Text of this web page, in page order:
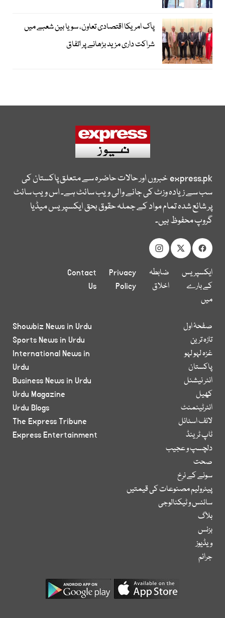
پاک امریکا اقتصادی تعاون، سویا بین شعبے میں
شراکت داری مزید بڑھانے پر اتفاق
express.pkخبروں اور حالات حاضرہ سے متعلق پاکستان کی
سب سے زیادہ وزٹ کی جانے والی ویب سائٹ ہے۔ اس ویب سائٹ
پر شائع شدہ تمام مواد کے جملہ حقوق بحق ایکسپریس میڈیا
گروپ محفوظ ہیں۔
ایکسپریس
کے بارے
میں
ضابطہ
اخلاق
Privacy
Policy
Contact
Us
صفحۂ اول
تازہ ترین
غزہ لہو لہو
پاکستان
انٹر نیشنل
کھیل
انٹرٹینمنٹ
لائف اسٹائل
ٹاپ ٹرینڈ
دلچسپ و عجیب
صحت
سونے کے نرخ
پیٹرولیم مصنوعات کی قیمتیں
سائنس و ٹیکنالوجی
بلاگ
بزنس
ویڈیوز
جرائم
Showbiz News in Urdu
Sports News in Urdu
International News in
Urdu
Business News in Urdu
Urdu Magazine
Urdu Blogs
The Express Tribune
Express Entertainment